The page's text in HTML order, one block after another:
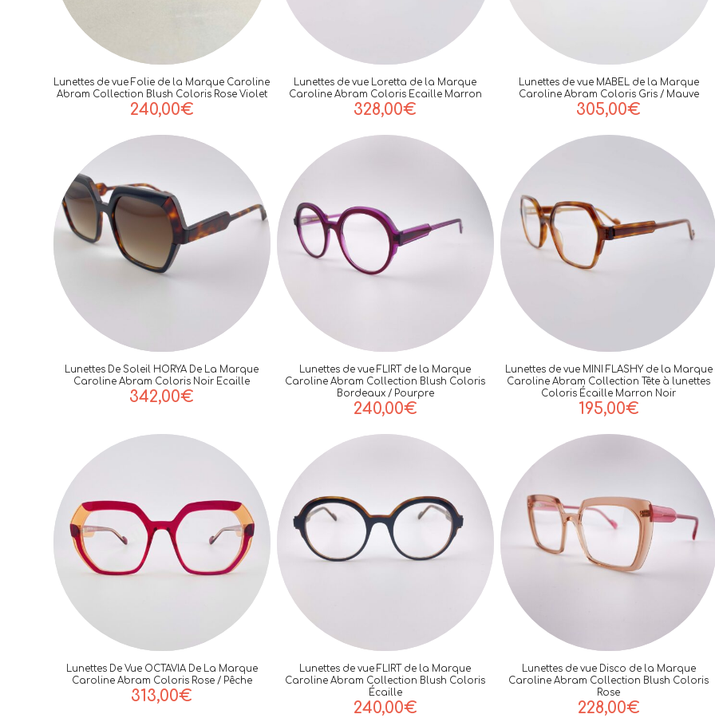
Lunettes de vue Folie de la Marque Caroline
Abram Collection Blush Coloris Rose Violet
240,00€
Lunettes de vue Loretta de la Marque
Caroline Abram Coloris Ecaille Marron
328,00€
Lunettes de vue MABEL de la Marque
Caroline Abram Coloris Gris / Mauve
305,00€
Lunettes De Soleil HORYA De La Marque
Caroline Abram Coloris Noir Ecaille
342,00€
Lunettes de vue FLIRT de la Marque
Caroline Abram Collection Blush Coloris
Bordeaux / Pourpre
240,00€
Lunettes de vue MINI FLASHY de la Marque
Caroline Abram Collection Tête à lunettes
Coloris Écaille Marron Noir
195,00€
Lunettes De Vue OCTAVIA De La Marque
Caroline Abram Coloris Rose / Pêche
313,00€
Lunettes de vue FLIRT de la Marque
Caroline Abram Collection Blush Coloris
Écaille
240,00€
Lunettes de vue Disco de la Marque
Caroline Abram Collection Blush Coloris
Rose
228,00€